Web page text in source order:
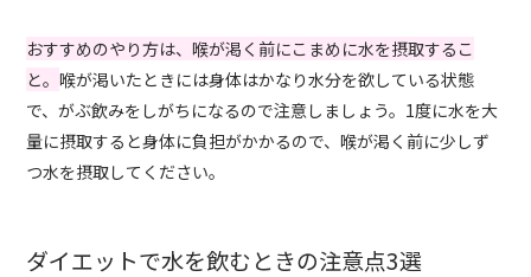
おすすめのやり方は、喉が渇く前にこまめに水を摂取するこ
と。喉が渇いたときには身体はかなり水分を欲している状態
で、がぶ飲みをしがちになるので注意しましょう。1度に水を大
量に摂取すると身体に負担がかかるので、喉が渇く前に少しず
つ水を摂取してください。
ダイエットで水を飲むときの注意点3選